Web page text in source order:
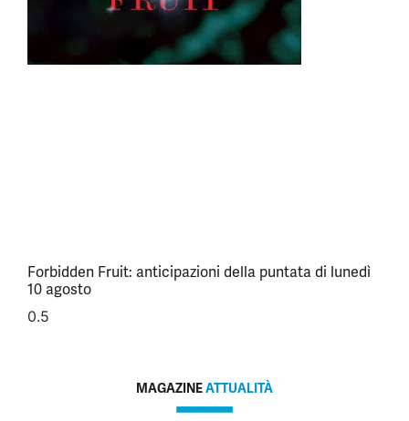
Forbidden Fruit: anticipazioni della puntata di lunedì
10 agosto
MAGAZINEATTUALITÀ